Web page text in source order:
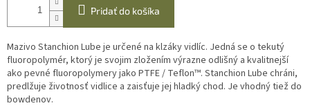
Pridať do košíka
Mazivo Stanchion Lube je určené na klzáky vidlíc. Jedná se o tekutý
fluoropolymér, ktorý je svojim zložením výrazne odlišný a kvalitnejší
ako pevné fluoropolymery jako PTFE / Teflon™. Stanchion Lube chráni,
predlžuje životnosť vidlice a zaisťuje jej hladký chod. Je vhodný tiež do
bowdenov.